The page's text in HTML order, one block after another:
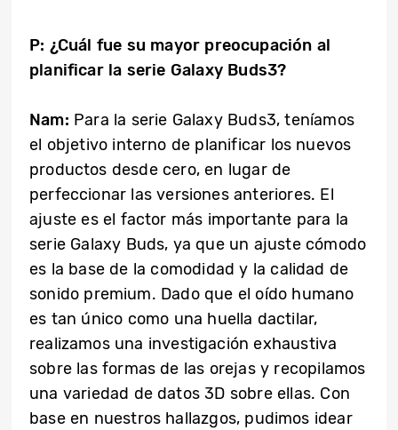
P: ¿Cuál fue su mayor preocupación al
planificar la serie Galaxy Buds3?
Nam: Para la serie Galaxy Buds3, teníamos
el objetivo interno de planificar los nuevos
productos desde cero, en lugar de
perfeccionar las versiones anteriores. El
ajuste es el factor más importante para la
serie Galaxy Buds, ya que un ajuste cómodo
es la base de la comodidad y la calidad de
sonido premium. Dado que el oído humano
es tan único como una huella dactilar,
realizamos una investigación exhaustiva
sobre las formas de las orejas y recopilamos
una variedad de datos 3D sobre ellas. Con
base en nuestros hallazgos, pudimos idear